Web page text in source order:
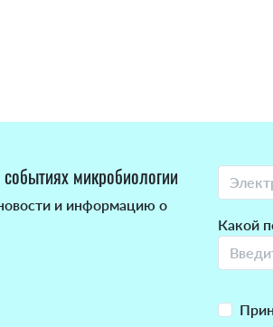
микробиологии
и информацию о
Какой